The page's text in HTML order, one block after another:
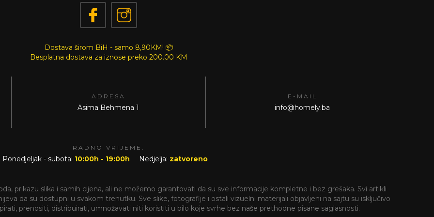
Dostava širom BiH - samo 8,90KM! 📦
Besplatna dostava za iznose preko 200.00 KM
ADRESA
Asima Behmena 1
E-MAIL
info@homely.ba
RADNO VRIJEME:
Ponedjeljak - subota: 10:00h - 19:00h Nedjelja: zatvoreno
prikazu slika i samih cijena, ali ne možemo garantovati da su sve informacije kompletne i bez grešaka. Svi artikli
da su dostupni u svakom trenutku. Sve slike, fotografije i ostali vizuelni materijali objavljeni na sajtu su isključivo
prenositi, distribuirati, umnožavati niti koristiti u bilo koje svrhe bez naše prethodne pisane saglasnosti.